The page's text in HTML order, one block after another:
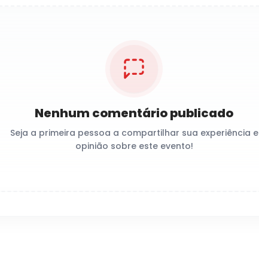
Nenhum comentário publicado
Seja a primeira pessoa a compartilhar sua experiência e
opinião sobre este evento!